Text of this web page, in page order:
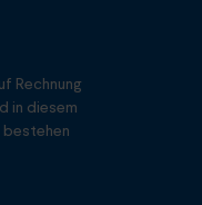
Rechnung
in diesem
bestehen